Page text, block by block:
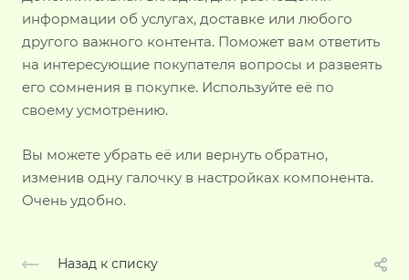
информации об услугах, доставке или любого
другого важного контента. Поможет вам ответить
на интересующие покупателя вопросы и развеять
его сомнения в покупке. Используйте её по
своему усмотрению.
Вы можете убрать её или вернуть обратно,
изменив одну галочку в настройках компонента.
Очень удобно.
Назад к списку